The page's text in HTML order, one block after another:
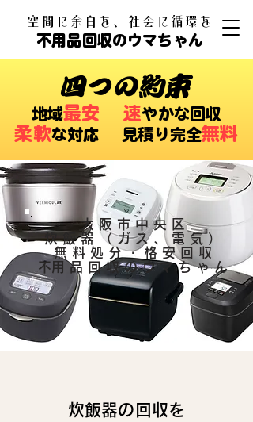
​空間に余白を、社会に循環を
不用品回収のウマちゃん
四つの約束
​地域最安 速やかな回収
柔軟な対応 ​見積り完全無料
大阪市中央区
炊飯器（ガス、電気）
無料処分・格安回収
​不用品回収のウマちゃん
炊飯器の回収を